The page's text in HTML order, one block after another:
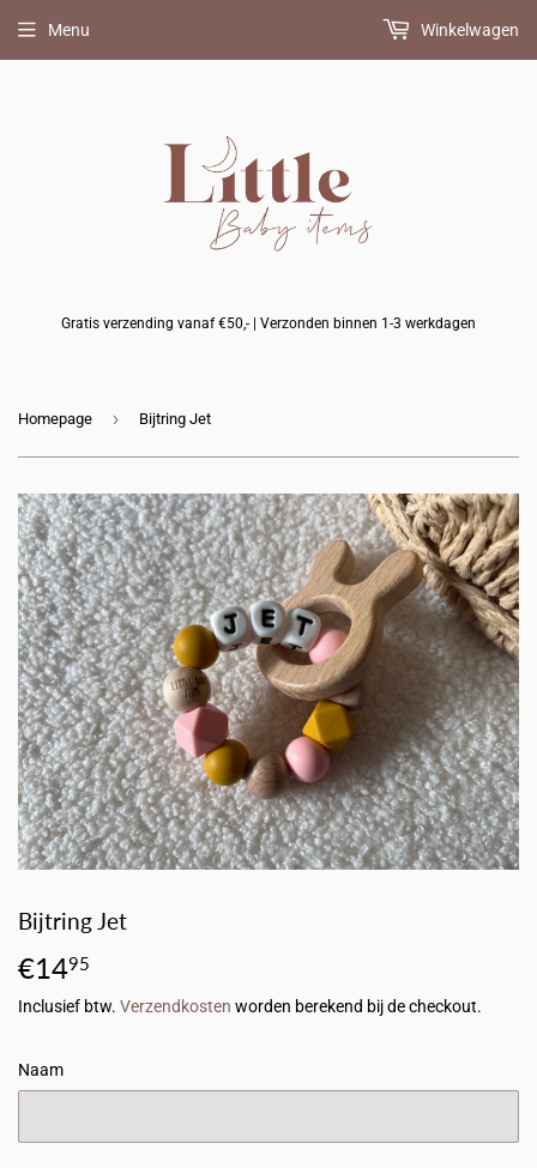
Gratis verzending vanaf €50,- | Verzonden binnen 1-3 werkdagen
Menu Winkelwagen
Homepage › Bijtring Jet
Bijtring Jet
€1495
Inclusief btw. Verzendkosten worden berekend bij de checkout.
Naam
speenkoord
erbij?